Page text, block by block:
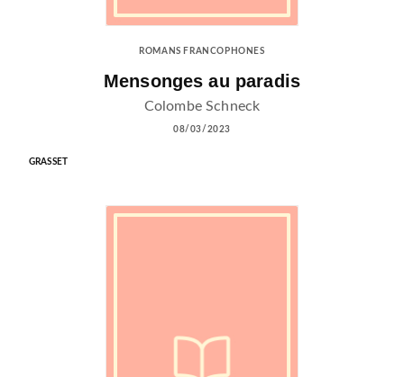
ROMANS FRANCOPHONES
Mensonges au paradis
Colombe Schneck
08/03/2023
GRASSET